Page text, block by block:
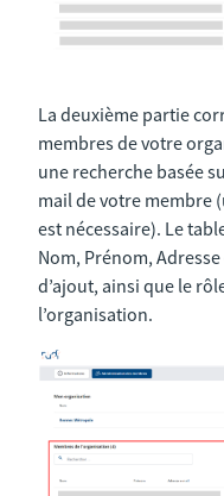
La deuxième partie
membres de votre
une recherche basée
mail de votre membre
est nécessaire). Le
Nom, Prénom,
d’ajout, ainsi que le
l’organisation.